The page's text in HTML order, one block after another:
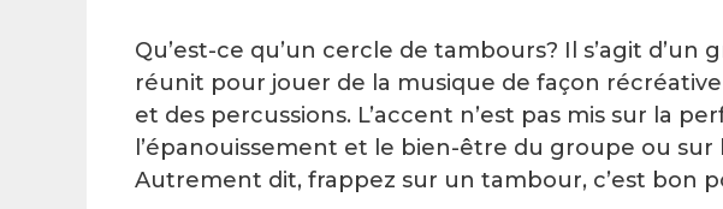
Qu’est-ce qu’un cercle de tambours? Il s’agit d’un
réunit pour jouer de la musique de façon
et des percussions. L’accent n’est pas mis sur la
l’épanouissement et le bien-être du groupe ou
Autrement dit, frappez sur un tambour, c’est bon